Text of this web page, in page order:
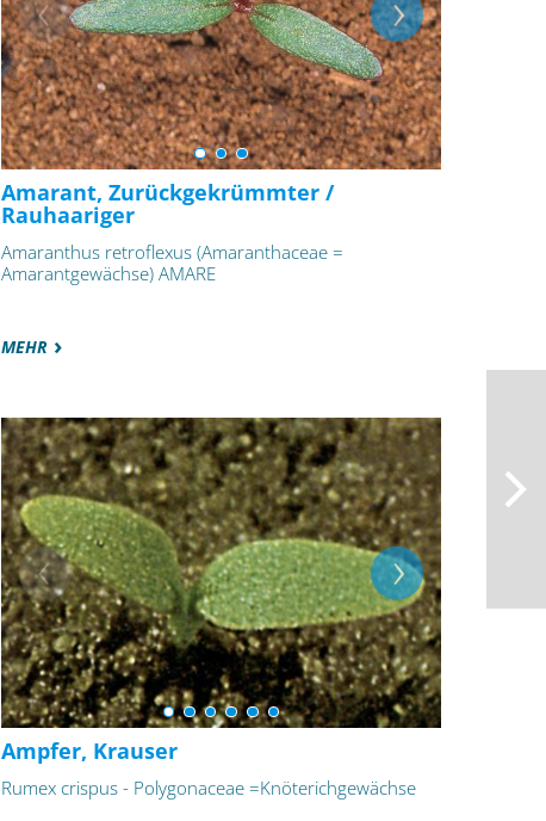
Amarant, Zurückgekrümmter /
Rauhaariger
Amaranthus retroflexus (Amaranthaceae =
Amarantgewächse) AMARE
MEHR
Ampfer, Krauser
Rumex crispus - Polygonaceae =Knöterichgewächse